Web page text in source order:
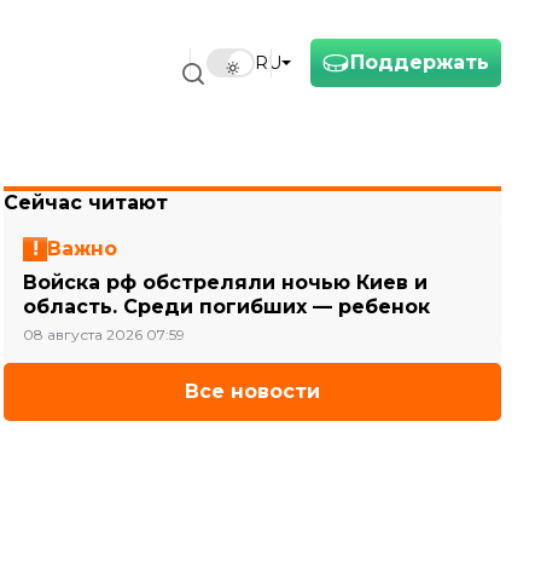
Поддержать
RU
Сейчас читают
Важно
Войска рф обстреляли ночью Киев и
область. Среди погибших — ребенок
08 августа 2026 07:59
Все новости